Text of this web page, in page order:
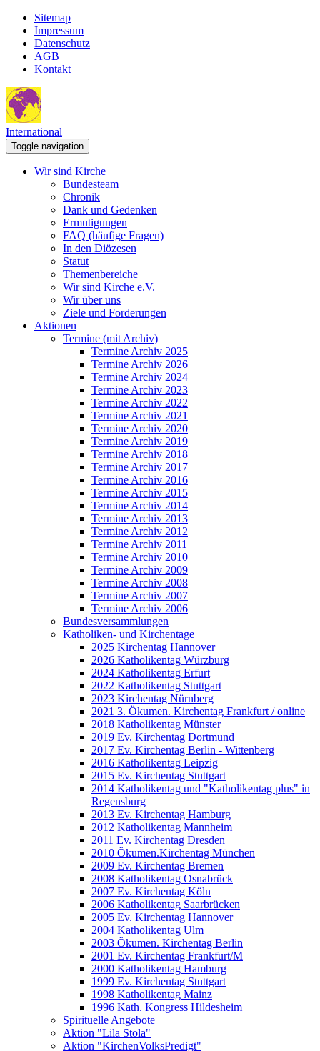
Sitemap
Impressum
Datenschutz
AGB
Kontakt
International
Toggle navigation
Wir sind Kirche
Bundesteam
Chronik
Dank und Gedenken
Ermutigungen
FAQ (häufige Fragen)
In den Diözesen
Statut
Themenbereiche
Wir sind Kirche e.V.
Wir über uns
Ziele und Forderungen
Aktionen
Termine (mit Archiv)
Termine Archiv 2025
Termine Archiv 2026
Termine Archiv 2024
Termine Archiv 2023
Termine Archiv 2022
Termine Archiv 2021
Termine Archiv 2020
Termine Archiv 2019
Termine Archiv 2018
Termine Archiv 2017
Termine Archiv 2016
Termine Archiv 2015
Termine Archiv 2014
Termine Archiv 2013
Termine Archiv 2012
Termine Archiv 2011
Termine Archiv 2010
Termine Archiv 2009
Termine Archiv 2008
Termine Archiv 2007
Termine Archiv 2006
Bundesversammlungen
Katholiken- und Kirchentage
2025 Kirchentag Hannover
2026 Katholikentag Würzburg
2024 Katholikentag Erfurt
2022 Katholikentag Stuttgart
2023 Kirchentag Nürnberg
2021 3. Ökumen. Kirchentag Frankfurt / online
2018 Katholikentag Münster
2019 Ev. Kirchentag Dortmund
2017 Ev. Kirchentag Berlin - Wittenberg
2016 Katholikentag Leipzig
2015 Ev. Kirchentag Stuttgart
2014 Katholikentag und "Katholikentag plus" in
Regensburg
2013 Ev. Kirchentag Hamburg
2012 Katholikentag Mannheim
2011 Ev. Kirchentag Dresden
2010 Ökumen.Kirchentag München
2009 Ev. Kirchentag Bremen
2008 Katholikentag Osnabrück
2007 Ev. Kirchentag Köln
2006 Katholikentag Saarbrücken
2005 Ev. Kirchentag Hannover
2004 Katholikentag Ulm
2003 Ökumen. Kirchentag Berlin
2001 Ev. Kirchentag Frankfurt/M
2000 Katholikentag Hamburg
1999 Ev. Kirchentag Stuttgart
1998 Katholikentag Mainz
1996 Kath. Kongress Hildesheim
Spirituelle Angebote
Aktion "Lila Stola"
Aktion "KirchenVolksPredigt"